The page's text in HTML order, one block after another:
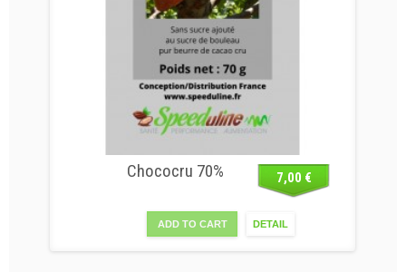
Chococru 70% 7,00 €
ADD TO CART DETAIL